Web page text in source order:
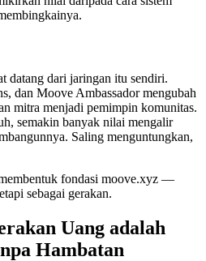
datang dari jaringan itu sendiri.
dan Moove Ambassador mengubah
mitra menjadi pemimpin komunitas.
semakin banyak nilai mengalir
Saling menguntungkan,
fondasi moove.xyz —
sebagai gerakan.
Uang adalah
Hambatan